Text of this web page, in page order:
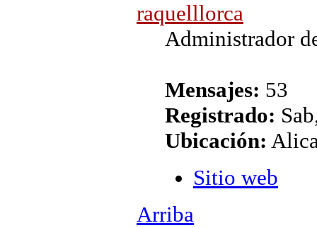
raquelllorca
Administrador
Mensajes: 53
Registrado:
Ubicación:
Sitio web
Arriba